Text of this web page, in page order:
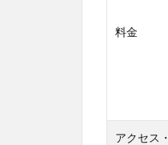
料金
アクセス